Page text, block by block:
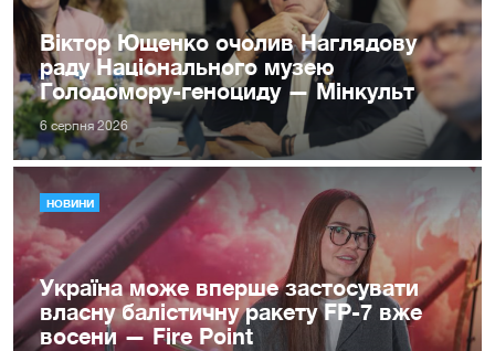
Віктор Ющенко очолив Наглядову
раду Національного музею
Голодомору-геноциду — Мінкульт
6 серпня 2026
НОВИНИ
Україна може вперше застосувати
власну балістичну ракету FP-7 вже
восени — Fire Point